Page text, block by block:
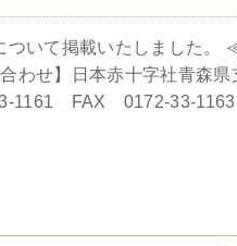
ついて掲載いたしました。
わせ】日本赤十字社青森県
1161 FAX 0172-33-